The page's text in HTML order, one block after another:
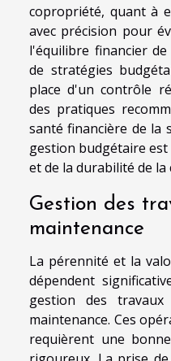
copropriété, quant à
avec précision pour
l'équilibre financier
de stratégies
place d'un contrôle
des pratiques
santé financière de la
gestion budgétaire
et de la durabilité de
Gestion des
maintenance
La pérennité et la
dépendent
gestion des
maintenance. Ces
requièrent une